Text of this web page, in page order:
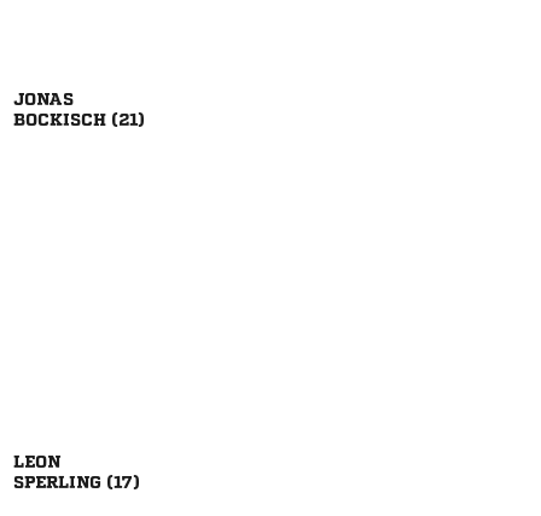

 

 